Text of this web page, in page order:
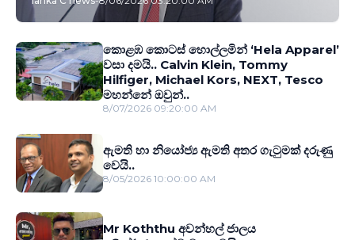
කොළඹ කොටස් හොල්ලමින් ‘Hela Apparel’
වසා දමයි.. Calvin Klein, Tommy
Hilfiger, Michael Kors, NEXT, Tesco
මහන්නේ ඔවුන්..
8/07/2026 09:20:00 AM
ඇමති හා නියෝජ්‍ය ඇමති අතර ගැටුමක් දරුණු
වෙයි..
8/05/2026 10:00:00 AM
Mr Koththu අවන්හල් ජාලය